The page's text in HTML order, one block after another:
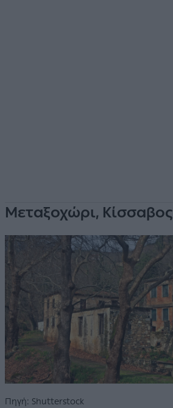
Μεταξοχώρι, Κίσσαβος
Πηγή: Shutterstock